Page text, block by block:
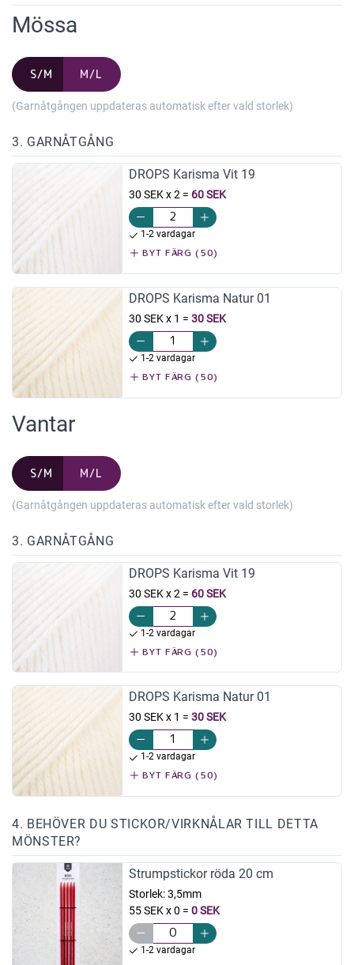
Mössa
S/M M/L
(Garnåtgången uppdateras automatisk efter vald storlek)
3. GARNÅTGÅNG
DROPS Karisma Vit 19
30 SEK x 2= 60 SEK
1-2 vardagar
BYT FÄRG (50)
DROPS Karisma Natur 01
30 SEK x 1 = 30 SEK
1-2 vardagar
BYT FÄRG (50)
Vantar
S/M M/L
(Garnåtgången uppdateras automatisk efter vald storlek)
3. GARNÅTGÅNG
DROPS Karisma Vit 19
30 SEK x 2 = 60 SEK
1-2 vardagar
BYT FÄRG (50)
DROPS Karisma Natur 01
30 SEK x 1 = 30 SEK
1-2 vardagar
BYT FÄRG (50)
4. BEHÖVER DU STICKOR/VIRKNÅLAR TILL DETTA
MÖNSTER?
Strumpstickor röda 20 cm
Storlek:3,5mm
55 SEK x 0 = 0 SEK
1-2 vardagar